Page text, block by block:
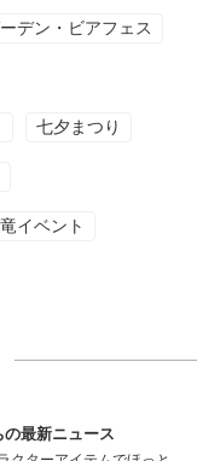
デン・ビアフェス
七夕まつり
イベント
の最新ニュース